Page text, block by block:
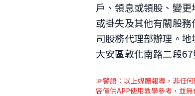
戶、領息或領股、變
或掛失及其他有關股
司股務代理部辦理。
大安區敦化南路二段
☞警語：以上媒體報導 ，非任
容僅供APP使用教學參考，並